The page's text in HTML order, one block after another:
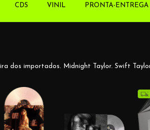
CDS VINIL PRONTA-ENTREGA
dos importados. Midnight Taylor. Swift